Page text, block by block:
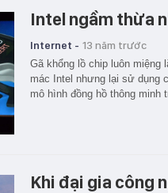
Intel ngầm thừa
Internet - 13 năm trước
Gã khổng lồ chip luôn miệng
mác Intel nhưng lại sử dụng
mô hình đồng hồ thông minh
Khi đại gia công